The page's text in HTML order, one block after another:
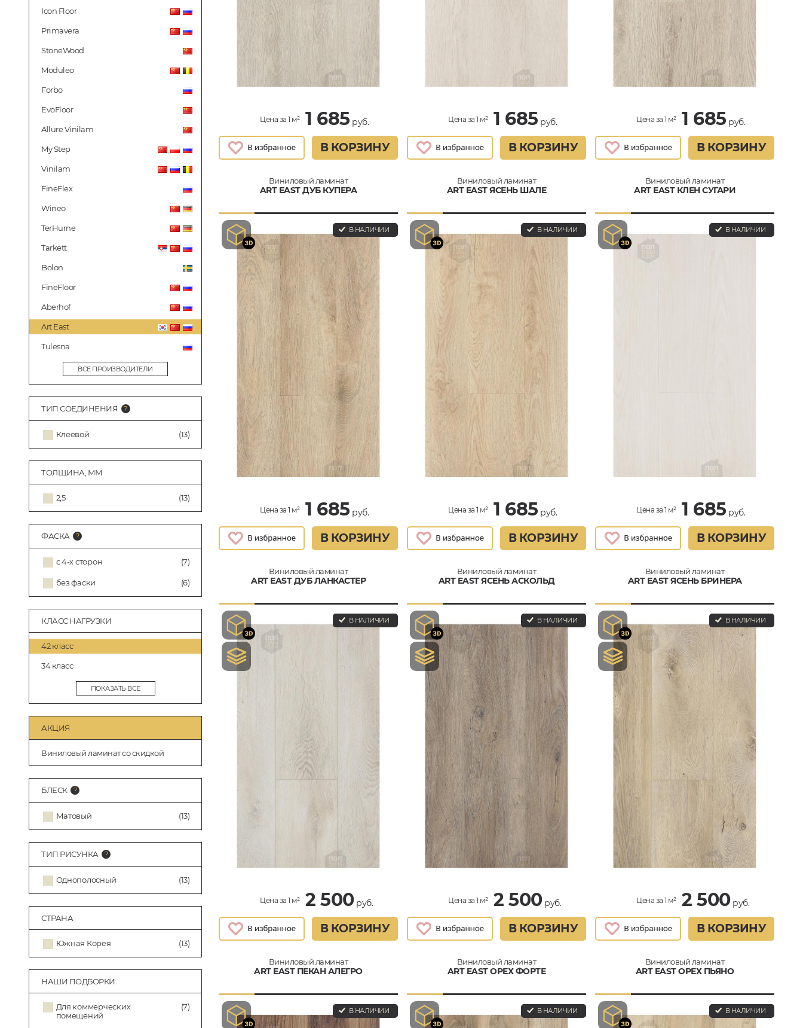
Icon Floor
Primavera
StoneWood
Moduleo
Forbo
EvoFloor
Allure Vinilam
My Step
Vinilam
FineFlex
Wineo
TerHurne
Tarkett
Bolon
FineFloor
Aberhof
Art East
Tulesna
ВСЕ ПРОИЗВОДИТЕЛИ
ТИП СОЕДИНЕНИЯ
Клеевой (13)
ТОЛЩИНА, ММ
2,5 (13)
ФАСКА
с 4-х сторон (7)
без фаски (6)
КЛАСС НАГРУЗКИ
42 класс
34 класс
ПОКАЗАТЬ ВСЕ
АКЦИЯ
Виниловый ламинат со скидкой
БЛЕСК
Матовый (13)
ТИП РИСУНКА
Однополосный (13)
СТРАНА
Южная Корея (13)
НАШИ ПОДБОРКИ
Для коммерческих
помещений
(7)
Цена за 1 м² 1 685 руб.
В КОРЗИНУ
Цена за 1 м² 1 685 руб.
В КОРЗИНУ
Цена за 1 м² 1 685 руб.
В КОРЗИНУ
Виниловый ламинат
ART EAST ДУБ КУПЕРА
В НАЛИЧИИ
Цена за 1 м² 1 685 руб.
В КОРЗИНУ
Виниловый ламинат
ART EAST ЯСЕНЬ ШАЛЕ
В НАЛИЧИИ
Цена за 1 м² 1 685 руб.
В КОРЗИНУ
Виниловый ламинат
ART EAST КЛЕН СУГАРИ
В НАЛИЧИИ
Цена за 1 м² 1 685 руб.
В КОРЗИНУ
Виниловый ламинат
ART EAST ДУБ ЛАНКАСТЕР
В НАЛИЧИИ
Цена за 1 м² 2 500руб.
В КОРЗИНУ
Виниловый ламинат
ART EAST ЯСЕНЬ АСКОЛЬД
В НАЛИЧИИ
Цена за 1 м² 2 500руб.
В КОРЗИНУ
Виниловый ламинат
ART EAST ЯСЕНЬ БРИНЕРА
В НАЛИЧИИ
Цена за 1 м² 2 500руб.
В КОРЗИНУ
Виниловый ламинат
ART EAST ПЕКАН АЛЕГРО
В НАЛИЧИИ
Виниловый ламинат
ART EAST ОРЕХ ФОРТЕ
В НАЛИЧИИ
Виниловый ламинат
ART EAST ОРЕХ ПЬЯНО
В НАЛИЧИИ